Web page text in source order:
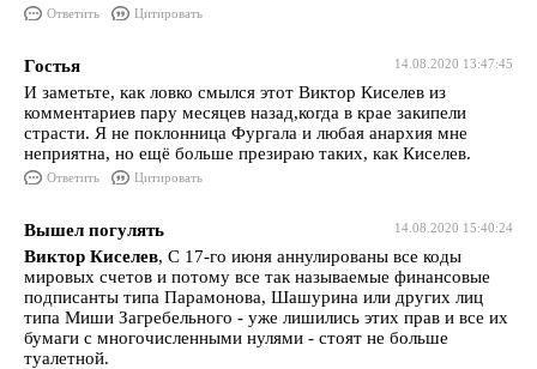
Ответить Цитировать
14.08.2020 13:47:45
Гостья
И заметьте, как ловко смылся этот Виктор Киселев из
комментариев пару месяцев назад,когда в крае закипели
страсти. Я не поклонница Фургала и любая анархия мне
неприятна, но ещё больше презираю таких, как Киселев.
Ответить Цитировать
14.08.2020 15:40:24
Вышел погулять
Виктор Киселев, C 17-го июня аннулированы все коды
мировых счетов и потому все так называемые финансовые
подписанты типа Парамонова, Шашурина или других лиц
типа Миши Загребельного - уже лишились этих прав и все их
бумаги с многочисленными нулями - стоят не больше
туалетной.